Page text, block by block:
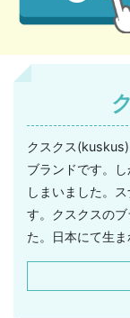
クスクス
ブランドです。
しまいました。
す。クスクスの
た。日本にて生
り扱っているブ
した。クスクス